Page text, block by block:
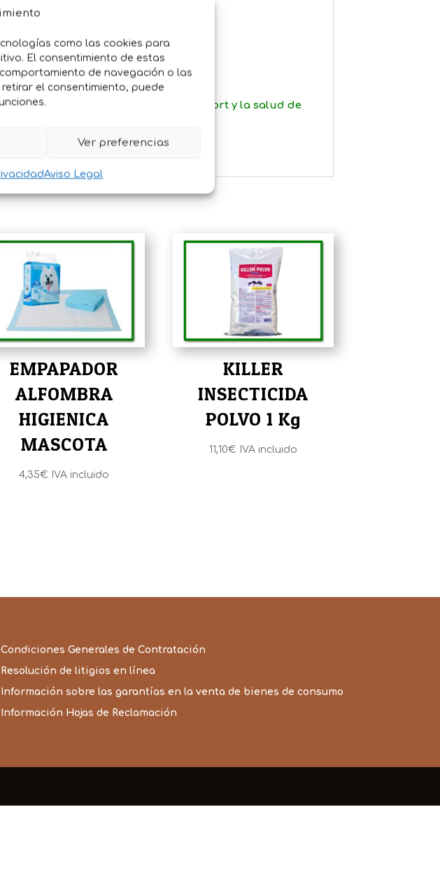
como las cookies para
El consentimiento de estas
de navegación o las
el consentimiento, puede
Ver preferencias
Aviso Legal
la seguridad de los animales.
humedad.
mejor opción para garantizar el
confort y la salud de
EMPAPADOR
ALFOMBRA
HIGIENICA
MASCOTA
4,35€ IVA incluido
KILLER
INSECTICIDA
POLVO 1 Kg
11,10€ IVA incluido
Condiciones Generales de Contratación
Resolución de litigios en línea
Información sobre las garantías en la venta de bienes de consumo
Información Hojas de Reclamación